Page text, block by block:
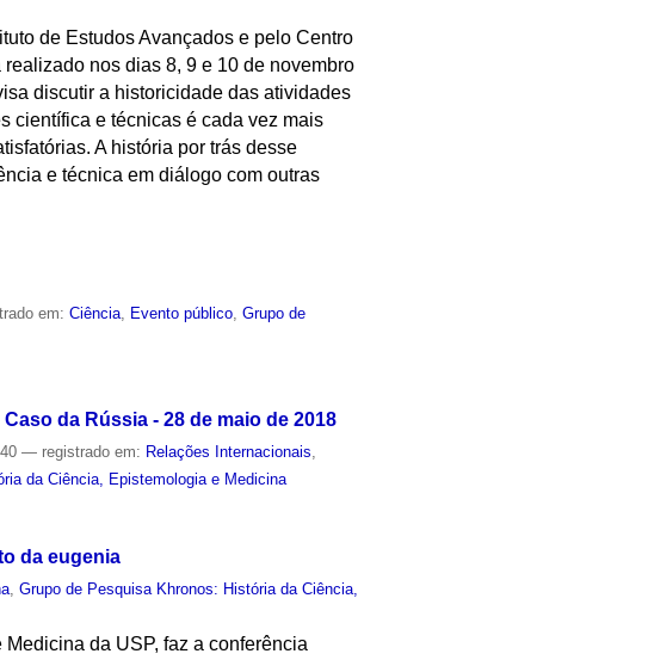
de Estudos Avançados e pelo Centro
nos dias 8, 9 e 10 de novembro
discutir a historicidade das atividades
científica e técnicas é cada vez mais
A história por trás desse
e técnica em diálogo com outras
em:Ciência Evento público ,Grupo de
da Rússia - 28 de maio de 2018
— registrado em: Relações Internacionais
da Ciência, Epistemologia e Medicina
da eugenia
,Grupo de Pesquisa Khronos: História da Ciência,
da USP, faz a conferência